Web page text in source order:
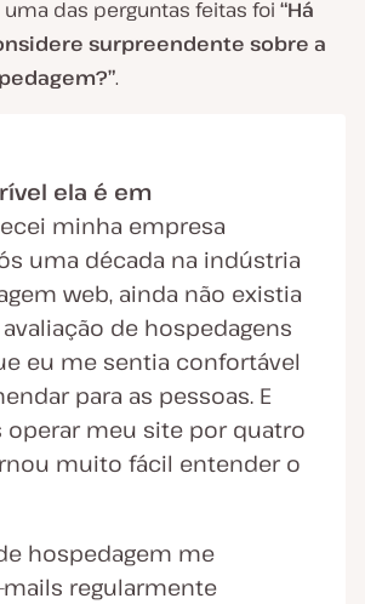
uma das perguntas feitas foi “Há
surpreendente sobre a
.
ela é em
minha empresa
uma década na indústria
web, ainda não existia
de hospedagens
eu me sentia confortável
para as pessoas. E
operar meu site por quatro
muito fácil entender o
hospedagem me
regularmente